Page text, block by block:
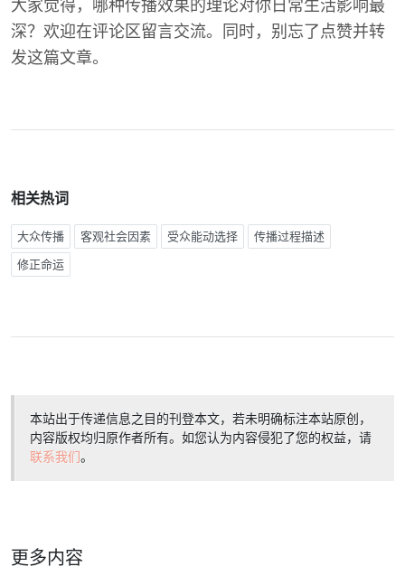
大家觉得，哪种传播效果的理论对你日常生活影响最
深？欢迎在评论区留言交流。同时，别忘了点赞并转
发这篇文章。
相关热词
大众传播 客观社会因素 受众能动选择 传播过程描述
修正命运
本站出于传递信息之目的刊登本文，若未明确标注本站原创，
内容版权均归原作者所有。如您认为内容侵犯了您的权益，请
联系我们。
更多内容